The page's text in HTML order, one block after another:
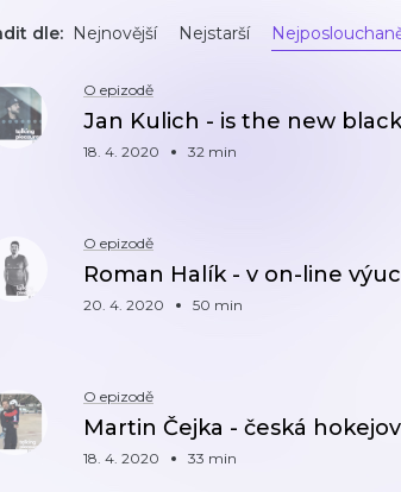
dle: Nejnovější Nejstarší
O epizodě
Jan Kulich - is the new black
18. 4. 2020 32 min
O epizodě
Roman Halík - v on-line
20. 4. 2020 50 min
O epizodě
Martin Čejka - česká
18. 4. 2020 33 min